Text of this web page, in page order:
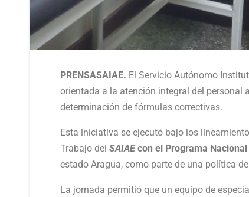
PRENSASAIAE. El Servicio Autónomo
orientada a la atención integral del personal
determinación de fórmulas correctivas.
Esta iniciativa se ejecutó bajo los
Trabajo del SAIAE con el Programa
estado Aragua, como parte de una política
La jornada permitió que un equipo de